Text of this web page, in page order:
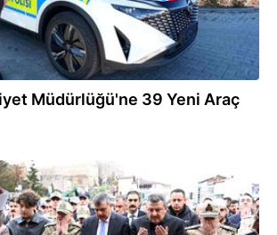
Müdürlüğü'ne 39 Yeni Araç